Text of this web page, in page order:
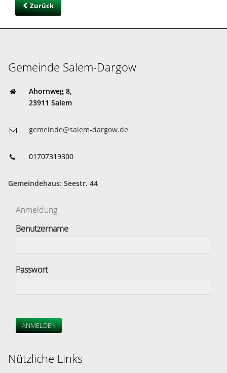
Zurück
Gemeinde Salem-Dargow
Ahornweg 8,
23911 Salem
gemeinde@salem-dargow.de
01707319300
Gemeindehaus: Seestr. 44
Anmeldung
Benutzername
Passwort
ANMELDEN
Nützliche Links